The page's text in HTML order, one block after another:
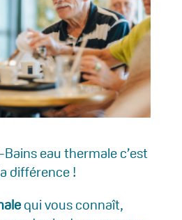
eau thermale c’est
différence !
qui vous connaît,